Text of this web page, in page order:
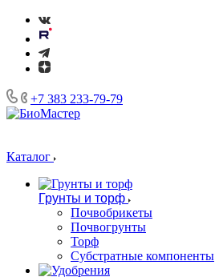
+7 383 233-79-79
Каталог
Грунты и торф
Почвобрикеты
Почвогрунты
Торф
Субстратные компоненты